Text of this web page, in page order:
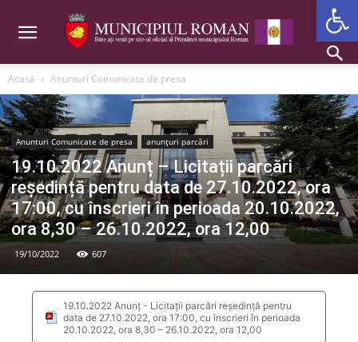
Acasă Anunturi Comunicate de presa
Anunturi Comunicate de presa anunțuri parcări
19.10.2022 Anunț – Licitații parcări
reședință pentru data de 27.10.2022, ora
17:00, cu înscrieri în perioada 20.10.2022,
ora 8,30 – 26.10.2022, ora 12,00
19/10/2022 607
19.10.2022 Anunț - Licitații parcări reședință pentru
data de 27.10.2022, ora 17:00, cu înscrieri în perioada
20.10.2022, ora 8,30 – 26.10.2022, ora 12,00